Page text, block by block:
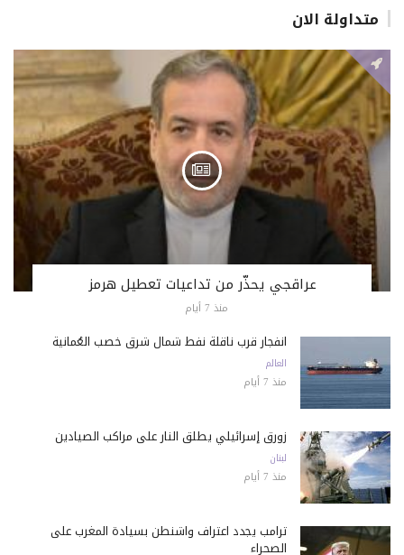
متداولة الان
عراقجي يحذّر من تداعيات تعطيل هرمز
منذ 7 أيام
انفجار قرب ناقلة نفط شمال شرق خصب العُمانية
العالم
منذ 7 أيام
زورق إسرائيلي يطلق النار على مراكب الصيادين
لبنان
منذ 7 أيام
ترامب يجدد اعتراف واشنطن بسيادة المغرب على
الصحراء